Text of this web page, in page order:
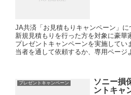
JA共済「お見積もりキャンペーン」
新規見積もりを行った方を対象に豪華
プレゼントキャンペーンを実施してい
当者を通して依頼するか、専用ページ
プレゼントキャンペーン
ソニー損
ントキャ